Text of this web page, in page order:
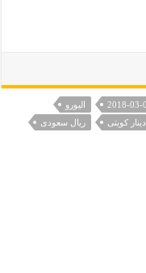
اليورو
دينار كويتى ريال سعودى